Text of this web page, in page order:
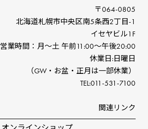
〒064-0805
北海道札幌市中央区南5条⻄2丁⽬-1
イセヤビル1F
営業時間：⽉〜⼟ 午前11:00〜午後20:00
休業⽇:⽇曜⽇
（GW‧お盆‧正⽉は⼀部休業）
TEL:011-531-7100
関連リンク